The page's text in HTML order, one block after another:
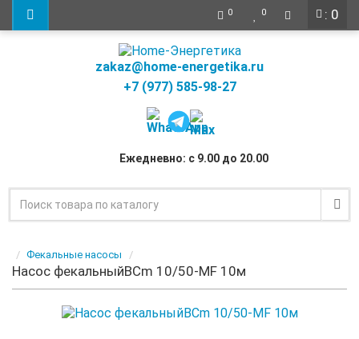
: 0
0 0
zakaz@home-energetika.ru
+7 (977) 585-98-27
Ежедневно: с 9.00 до 20.00
Фекальные насосы
Насос фекальныйBCm 10/50-MF 10м